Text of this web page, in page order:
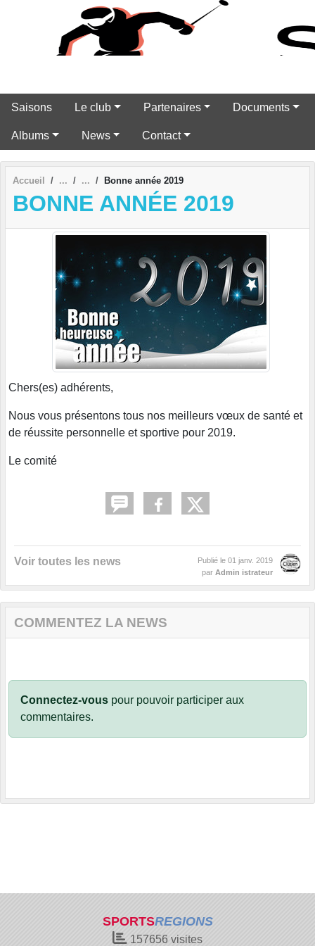
Saisons Le club Partenaires Documents
Albums News Contact
Accueil Bonne année 2019
BONNE ANNÉE 2019
Chers(es) adhérents,
Nous vous présentons tous nos meilleurs vœux de santé et
de réussite personnelle et sportive pour 2019.
Le comité
Voir toutes les news Publié le 01 janv. 2019
par Admin istrateur
COMMENTEZ LA NEWS
Connectez-vous pour pouvoir participer aux
commentaires.
SPORTSREGIONS
157656 visites
Panneau de gestion des cookies